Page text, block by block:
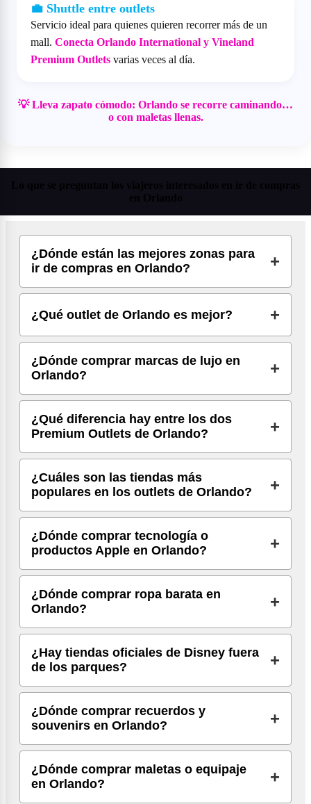
💼 Shuttle entre outlets
Servicio ideal para quienes quieren recorrer más de un
mall. Conecta Orlando International y Vineland
Premium Outlets varias veces al día.
💡 Lleva zapato cómodo: Orlando se recorre caminando…
o con maletas llenas.
¿Dónde están las mejores zonas para
ir de compras en Orlando?
¿Qué outlet de Orlando es mejor?
¿Dónde comprar marcas de lujo en
Orlando?
¿Qué diferencia hay entre los dos
Premium Outlets de Orlando?
¿Cuáles son las tiendas más
populares en los outlets de Orlando?
¿Dónde comprar tecnología o
productos Apple en Orlando?
¿Dónde comprar ropa barata en
Orlando?
¿Hay tiendas oficiales de Disney fuera
de los parques?
¿Dónde comprar recuerdos y
souvenirs en Orlando?
¿Dónde comprar maletas o equipaje
en Orlando?